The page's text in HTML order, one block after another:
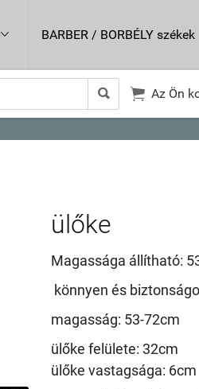
 BARBER / BORBÉLY székek
  Az Ön
ülőke
Magassága állítható:
könnyen és
magasság: 53-72cm
ülőke felülete: 32cm
ülőke vastagsága: 6cm